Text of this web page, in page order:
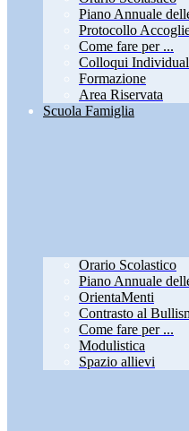
Piano Annuale
Protocollo
Come fare per ...
Colloqui
Formazione
Area Riservata
Scuola Famiglia
Orario Scolastico
Piano Annuale
OrientaMenti
Contrasto al
Come fare per ...
Modulistica
Spazio allievi